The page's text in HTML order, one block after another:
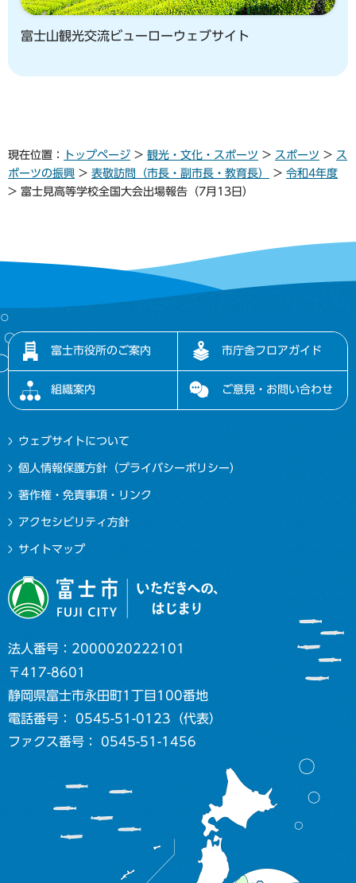
富士山観光交流ビューローウェブサイト
現在位置： トップページ > 観光・文化・スポーツ > スポーツ > ス
ポーツの振興 > 表敬訪問（市長・副市長・教育長） > 令和4年度
> 富士見高等学校全国大会出場報告（7月13日）
富士市役所のご案内 市庁舎フロアガイド
組織案内 ご意見・お問い合わせ
ウェブサイトについて
個人情報保護方針（プライバシーポリシー）
著作権・免責事項・リンク
アクセシビリティ方針
サイトマップ
法人番号：2000020222101
〒417-8601
静岡県富士市永田町1丁目100番地
電話番号： 0545-51-0123（代表）
ファクス番号： 0545-51-1456